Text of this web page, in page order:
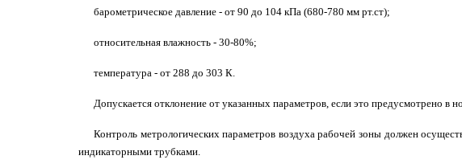
барометрическое давление - от 90 до 104 кПа (680-780 мм рт.ст);
относительная влажность - 30-80%;
температура - от 288 до 303 К.
Допускается отклонение от указанных параметров, если это предусмотрено в
Контроль метрологических параметров воздуха рабочей зоны должен
индикаторными трубками.